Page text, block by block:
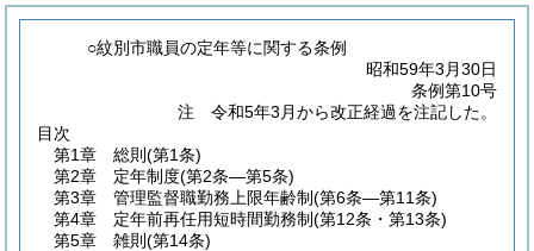
○紋別市職員の定年等に関する条例
昭和59年3月30日
条例第10号
注 令和5年3月から改正経過を注記した。
目次
第1章
総則 (第1条)
第2章
定年制度(第2条―第5条)
第3章
管理監督職勤務上限年齢制(第6条―第11条)
第4章
定年前再任用短時間勤務制(第12条・第13条)
第5章
雑則 (第14条)